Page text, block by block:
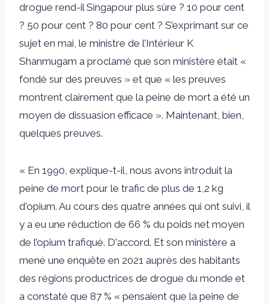
drogue rend-il Singapour plus sûre ? 10 pour cent
? 50 pour cent ? 80 pour cent ? S’exprimant sur ce
sujet en mai, le ministre de l’Intérieur K
Shanmugam a proclamé que son ministère était «
fondé sur des preuves » et que « les preuves
montrent clairement que la peine de mort a été un
moyen de dissuasion efficace ». Maintenant, bien,
quelques preuves.
« En 1990, explique-t-il, nous avons introduit la
peine de mort pour le trafic de plus de 1,2 kg
d'opium. Au cours des quatre années qui ont suivi, il
y a eu une réduction de 66 % du poids net moyen
de l’opium trafiqué. D'accord. Et son ministère a
mené une enquête en 2021 auprès des habitants
des régions productrices de drogue du monde et
a constaté que 87 % « pensaient que la peine de